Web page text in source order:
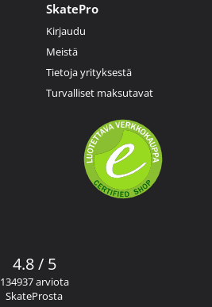
SkatePro
Kirjaudu
Meistä
Tietoja yrityksestä
Turvalliset maksutavat
4.8 / 5
134937 arviota
SkateProsta